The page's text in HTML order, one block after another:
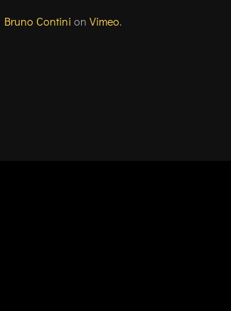
Bruno Contini on Vimeo.